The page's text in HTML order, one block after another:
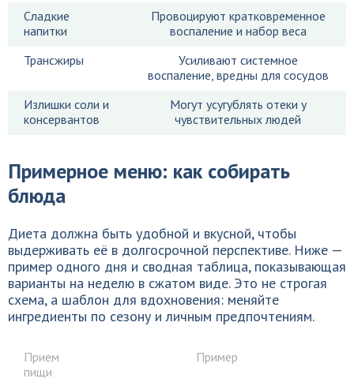
Сладкие
напитки
Провоцируют кратковременное
воспаление и набор веса
Трансжиры
Усиливают системное
воспаление, вредны для сосудов
Излишки соли и
консервантов
Могут усугублять отеки у
чувствительных людей
Примерное меню: как собирать
блюда
Диета должна быть удобной и вкусной, чтобы
выдерживать её в долгосрочной перспективе. Ниже —
пример одного дня и сводная таблица, показывающая
варианты на неделю в сжатом виде. Это не строгая
схема, а шаблон для вдохновения: меняйте
ингредиенты по сезону и личным предпочтениям.
Прием
пищи
Пример